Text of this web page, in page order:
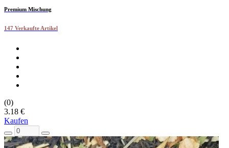
Premium Mischung
147 Verkaufte Artikel
(0)
3.18 €
Kaufen